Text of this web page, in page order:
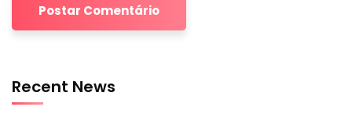
Recent News